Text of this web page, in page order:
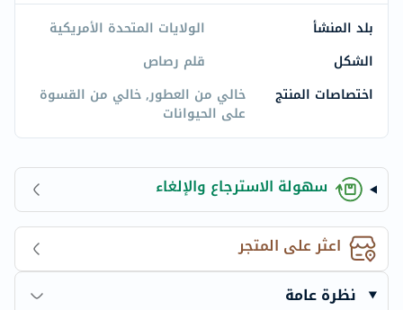
بلد المنشأ
الولايات المتحدة الأمريكية
الشكل
قلم رصاص
اختصاصات المنتج
خالي من العطور, خالي من القسوة
على الحيوانات
سهولة الاسترجاع والإلغاء
اعثر على المتجر
نظرة عامة